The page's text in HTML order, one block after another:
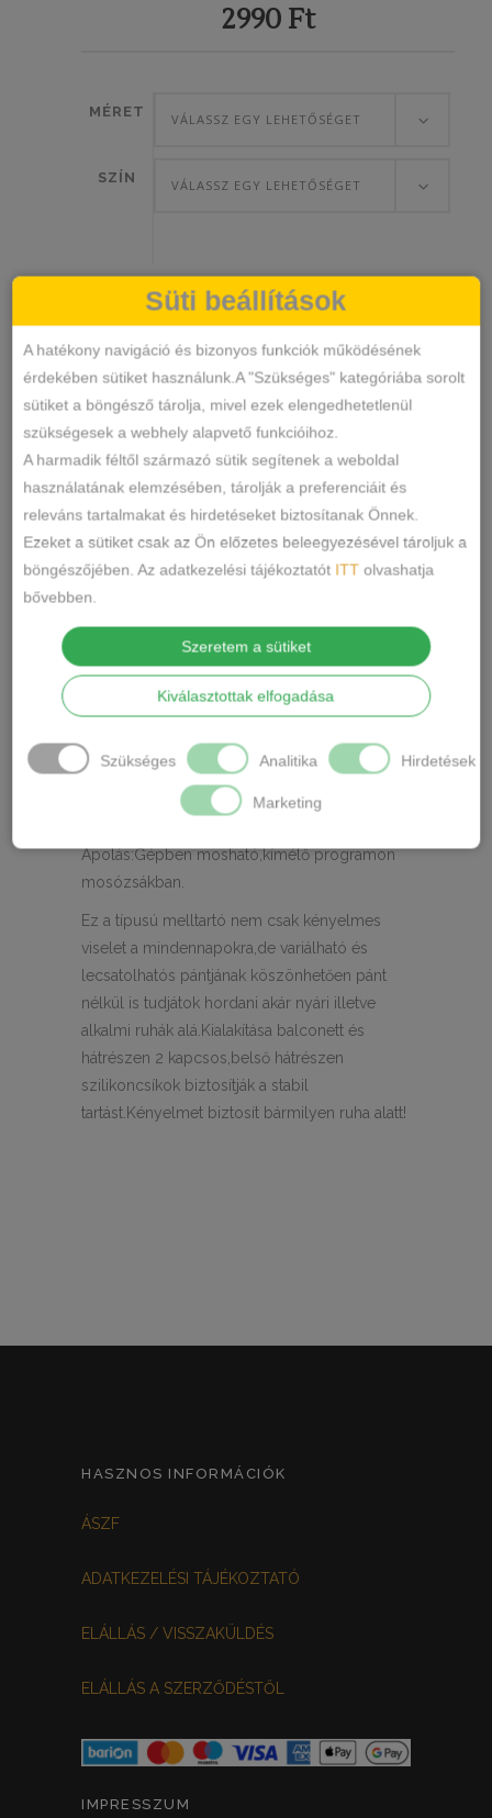
2990 Ft
MÉRET VÁLASSZ EGY LEHETŐSÉGET
SZÍN VÁLASSZ EGY LEHETŐSÉGET
vékony
szivacsos,balconett
melltartó
mennyiség
KOSÁRBA TESZEM
KATEGÓRIA Melltartó
CÍMKÉK balkonett
melltartó, pánt nélküli
Márka:Lemila
MEGOSZTÁS
LEÍRÁS
TOVÁBBI INFORMÁCIÓK
Anyaga:85% nejlon,15% spandex
Szín:Fehér,Fekete,Testszín
Kosár méret: B,C,D
Ápolás:Gépben mosható,kímélő programon
mosózsákban.
Ez a típusú melltartó nem csak kényelmes
viselet a mindennapokra,de variálható és
lecsatolhatós pántjának köszönhetően pánt
nélkül is tudjátok hordani akár nyári illetve
alkalmi ruhák alá.Kialakítása balconett és
hátrészen 2 kapcsos,belső hátrészen
szilikoncsíkok biztosítják a stabil
tartást.Kényelmet biztosít bármilyen ruha alatt!
HASZNOS INFORMÁCIÓK
ÁSZF
ADATKEZELÉSI TÁJÉKOZTATÓ
ELÁLLÁS / VISSZAKÜLDÉS
ELÁLLÁS A SZERZŐDÉSTŐL
IMPRESSZUM
Süti beállítások
A hatékony navigáció és bizonyos funkciók működésének
érdekében sütiket használunk.A "Szükséges" kategóriába sorolt
sütiket a böngésző tárolja, mivel ezek elengedhetetlenül
szükségesek a webhely alapvető funkcióihoz.
A harmadik féltől származó sütik segítenek a weboldal
használatának elemzésében, tárolják a preferenciáit és
releváns tartalmakat és hirdetéseket biztosítanak Önnek.
Ezeket a sütiket csak az Ön előzetes beleegyezésével tároljuk a
böngészőjében. Az adatkezelési tájékoztatót ITT olvashatja
bővebben.
Szeretem a sütiket
Kiválasztottak elfogadása
Szükséges Analitika Hirdetések
Marketing